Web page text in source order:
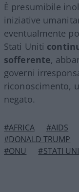
È presumibile
iniziative
eventualmente
Stati Uniti
sofferente,
governi
riconoscimento,
negato.
#AFRICA #AIDS
#DONALD TRUMP
#ONU
#STATI